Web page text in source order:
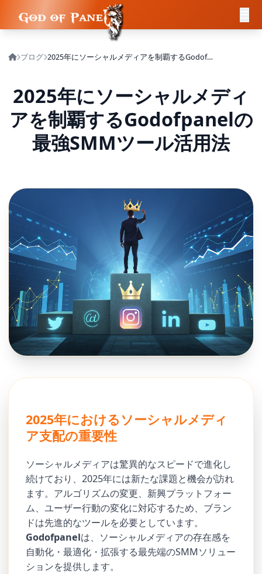
ブログ 2025年にソーシャルメディアを制覇するGodofpanelの最強SMMツール活用法
2025年にソーシャルメディ
アを制覇するGodofpanelの
最強SMMツール活用法
2025年におけるソーシャルメディ
ア支配の重要性
ソーシャルメディアは驚異的なスピードで進化し
続けており、2025年には新たな課題と機会が訪れ
ます。アルゴリズムの変更、新興プラットフォー
ム、ユーザー行動の変化に対応するため、ブラン
ドは先進的なツールを必要としています。
Godofpanelは、ソーシャルメディアの存在感を
自動化・最適化・拡張する最先端のSMMソリュー
ションを提供します。